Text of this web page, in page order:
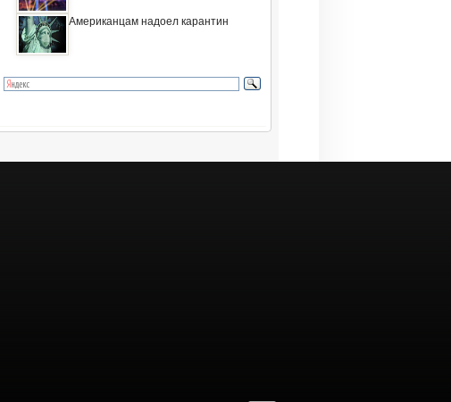
Американцам надоел карантин